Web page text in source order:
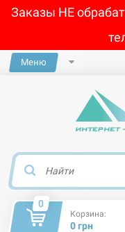
Заказы НЕ
Меню
0
Корзина:
0 грн